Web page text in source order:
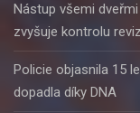
Nástup všemi
zvyšuje kontrolu
Policie objasnila 15
dopadla díky DNA